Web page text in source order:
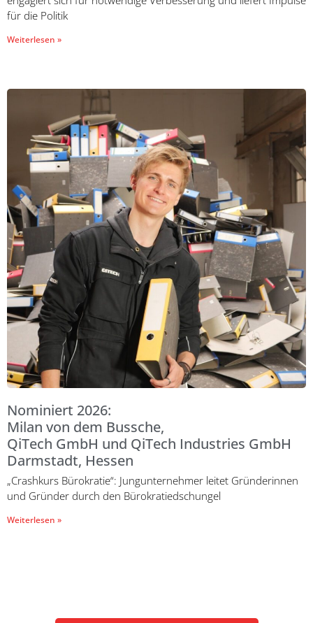
für die Politik
Weiterlesen »
Nominiert 2026:
Milan von dem Bussche,
QiTech GmbH und QiTech Industries GmbH
Darmstadt, Hessen
„Crashkurs Bürokratie“: Jungunternehmer leitet Gründerinnen
und Gründer durch den Bürokratiedschungel
Weiterlesen »